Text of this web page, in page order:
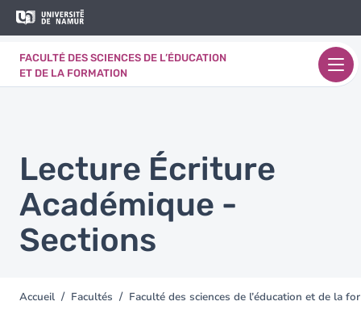
Aller au contenu principal
FACULTÉ DES SCIENCES DE L’ÉDUCATION
ET DE LA FORMATION
Aller
principal
Lecture Écriture
Académique -
Sections
You
Accueil Facultés Faculté des sciences de l’éducation et de la